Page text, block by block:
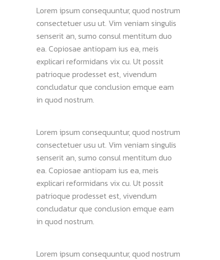
Lorem ipsum consequuntur, quod nostrum
consectetuer usu ut. Vim veniam singulis
senserit an, sumo consul mentitum duo
ea. Copiosae antiopam ius ea, meis
explicari reformidans vix cu. Ut possit
patrioque prodesset est, vivendum
concludatur que conclusion emque eam
in quod nostrum.
Lorem ipsum consequuntur, quod nostrum
consectetuer usu ut. Vim veniam singulis
senserit an, sumo consul mentitum duo
ea. Copiosae antiopam ius ea, meis
explicari reformidans vix cu. Ut possit
patrioque prodesset est, vivendum
concludatur que conclusion emque eam
in quod nostrum.
Lorem ipsum consequuntur, quod nostrum